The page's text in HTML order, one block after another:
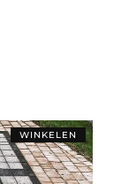
WINKELEN